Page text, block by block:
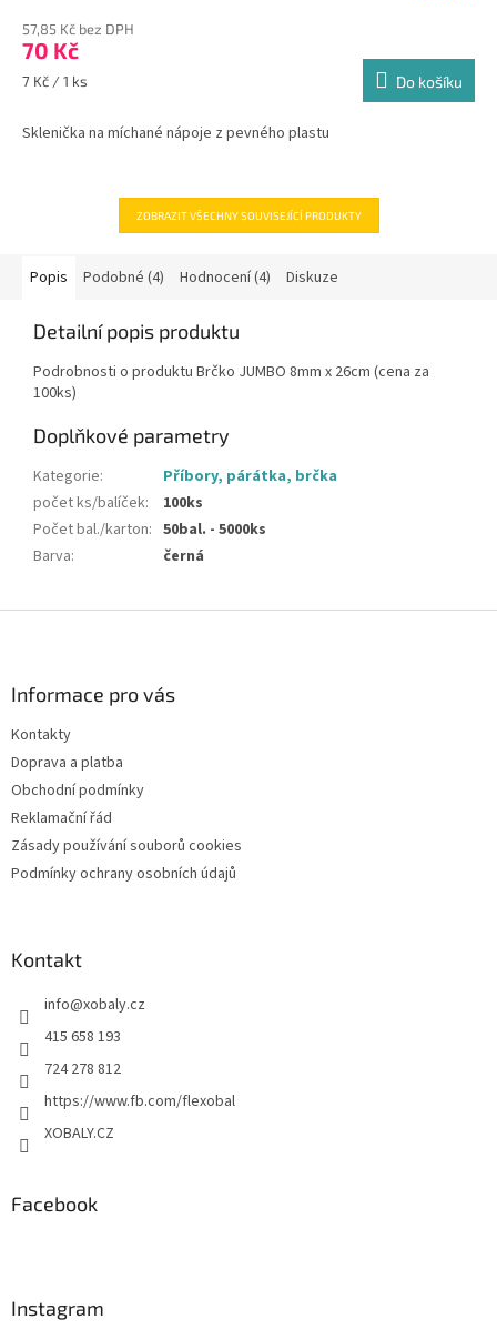
57,85 Kč bez DPH
70 Kč
Měrná
7 Kč / 1 ks Do košíku
Sklenička na míchané nápoje z pevného plastu
ZOBRAZIT VŠECHNY SOUVISEJÍCÍ PRODUKTY
Popis Podobné (4) Hodnocení (4) Diskuze
Detailní popis produktu
Podrobnosti o produktu Brčko JUMBO 8mm x 26cm (cena za
100ks)
Doplňkové parametry
Kategorie:
Příbory, párátka, brčka
počet ks/balíček:
100ks
Počet bal./karton: 50bal. - 5000ks
Barva: černá
Informace pro vás
Kontakty
Doprava a platba
Obchodní podmínky
Reklamační řád
Zásady používání souborů cookies
Podmínky ochrany osobních údajů
Kontakt
info@xobaly.cz
415 658 193
724 278 812
https://www.fb.com/flexobal
XOBALY.CZ
Facebook
Instagram